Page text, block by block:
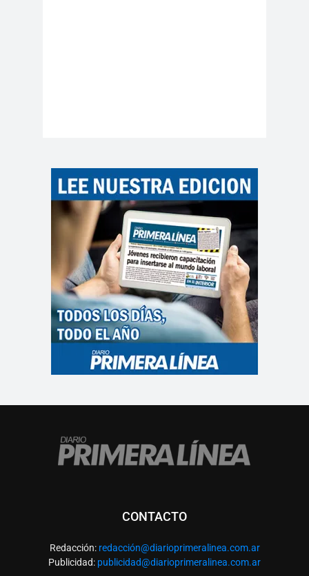
CONTACTO
Redacción: redacción@diarioprimeralinea.com.ar
Publicidad: publicidad@diarioprimeralinea.com.ar